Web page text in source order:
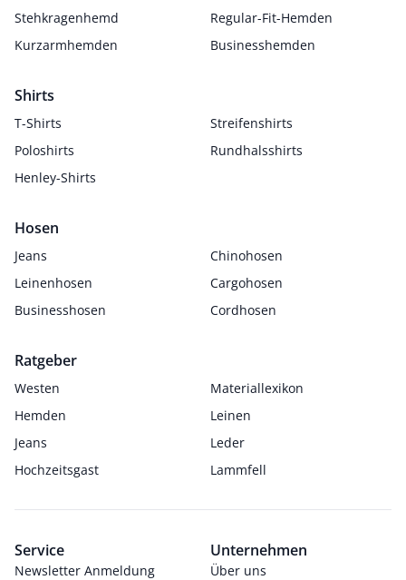
Stehkragenhemd
Regular-Fit-Hemden
Kurzarmhemden
Businesshemden
Shirts
T-Shirts
Streifenshirts
Poloshirts
Rundhalsshirts
Henley-Shirts
Hosen
Jeans
Chinohosen
Leinenhosen
Cargohosen
Businesshosen
Cordhosen
Ratgeber
Westen
Materiallexikon
Hemden
Leinen
Jeans
Leder
Hochzeitsgast
Lammfell
Service
Newsletter Anmeldung
Unternehmen
Über uns